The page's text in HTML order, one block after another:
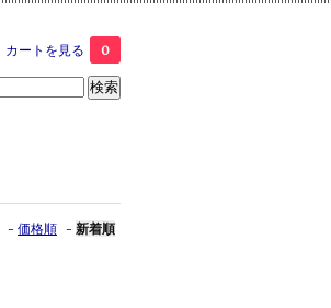
カートを見る 0
- 価格順 - 新着順